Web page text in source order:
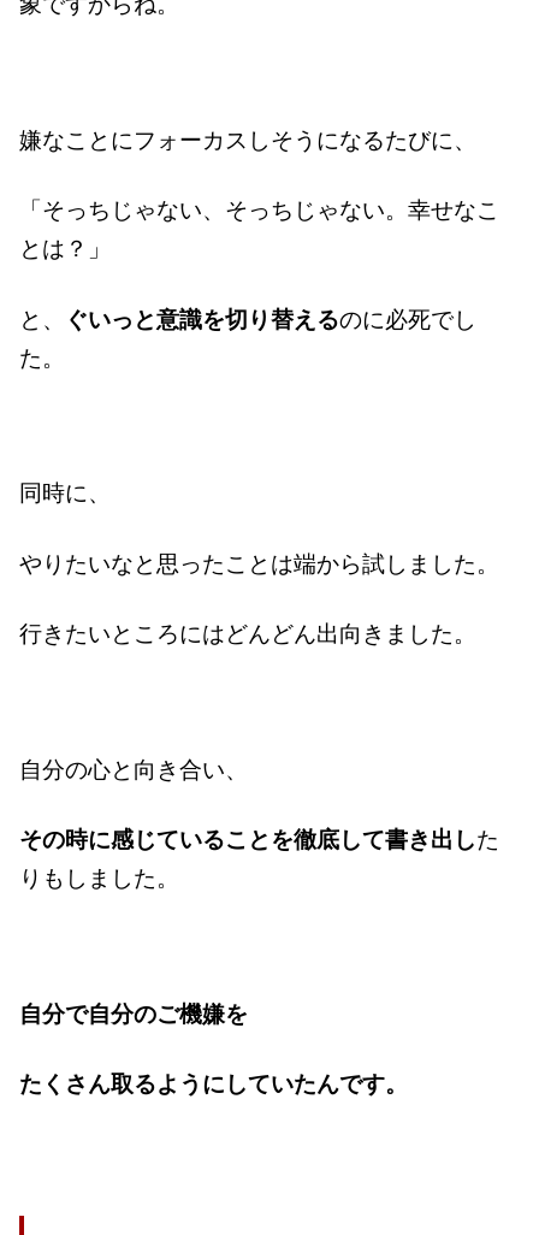
嫌なことにフォーカスしそうになるたびに、
「そっちじゃない、そっちじゃない。幸せなこ
とは？」
と、 ぐいっと意識を切り替えるのに必死でし
た。
同時に、
やりたいなと思ったことは端から試しました。
行きたいところにはどんどん出向きました。
自分の心と向き合い、
その時に感じていることを徹底して書き出した
りもしました。
自分で自分のご機嫌を
たくさん取るようにしていたんです。